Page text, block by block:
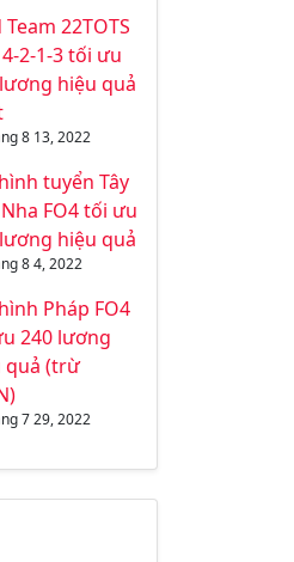
Team 22TOTS
4-2-1-3 tối ưu
hiệu quả
8 13, 2022
tuyển Tây
FO4 tối ưu
hiệu quả
8 4, 2022
Pháp FO4
240 lương
quả (trừ
7 29, 2022